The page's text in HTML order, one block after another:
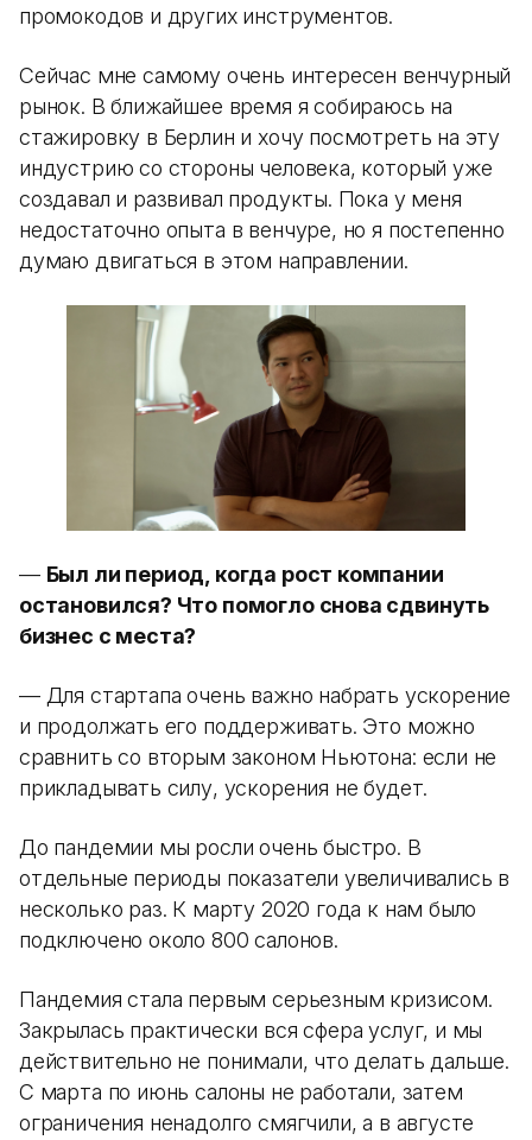
промокодов и других инструментов.
Сейчас мне самому очень интересен венчурный
рынок. В ближайшее время я собираюсь на
стажировку в Берлин и хочу посмотреть на эту
индустрию со стороны человека, который уже
создавал и развивал продукты. Пока у меня
недостаточно опыта в венчуре, но я постепенно
думаю двигаться в этом направлении.
— Был ли период, когда рост компании
остановился? Что помогло снова сдвинуть
бизнес с места?
— Для стартапа очень важно набрать ускорение
и продолжать его поддерживать. Это можно
сравнить со вторым законом Ньютона: если не
прикладывать силу, ускорения не будет.
До пандемии мы росли очень быстро. В
отдельные периоды показатели увеличивались в
несколько раз. К марту 2020 года к нам было
подключено около 800 салонов.
Пандемия стала первым серьезным кризисом.
Закрылась практически вся сфера услуг, и мы
действительно не понимали, что делать дальше.
С марта по июнь салоны не работали, затем
ограничения ненадолго смягчили, а в августе